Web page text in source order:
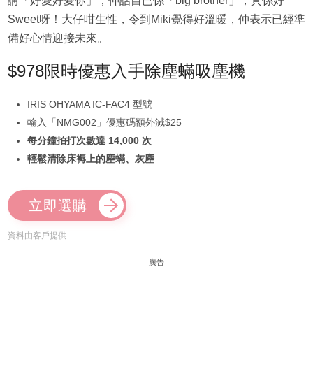
Sweet呀！大仔咁生性，令到Miki覺得好溫暖，仲表示已經準
備好心情迎接未來。
$978限時優惠入手除塵蟎吸塵機
IRIS OHYAMA IC-FAC4 型號
輸入「NMG002」優惠碼額外減$25
每分鐘拍打次數達 14,000 次
輕鬆清除床褥上的塵蟎、灰塵
立即選購
資料由客戶提供
廣告